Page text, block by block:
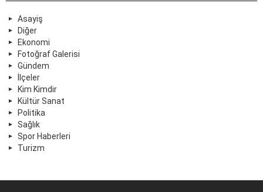
Asayiş
Diğer
Ekonomi
Fotoğraf Galerisi
Gündem
İlçeler
Kim Kimdir
Kültür Sanat
Politika
Sağlık
Spor Haberleri
Turizm